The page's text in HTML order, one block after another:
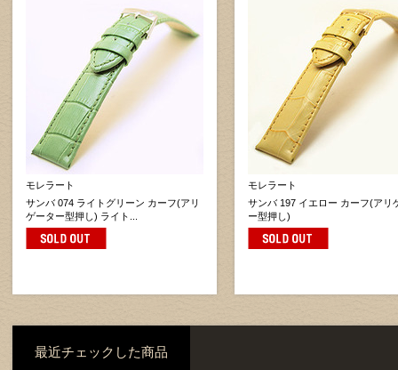
モレラート
サンバ 074 ライトグリーン カーフ(アリ
ゲーター型押し) ライト...
モレラート
サンバ 197 イエロー カーフ(アリ
ー型押し)
最近チェックした商品